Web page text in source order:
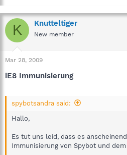
"Immunisieren" anklicken. Hier
Option "Aktiviere permanente
im Internet Explorer" deaktivieren.
K Knutteltiger
New member
Mar 28, 2009
iE8 Immunisierung
spybotsandra said:
Hallo,
Es tut uns leid, dass es
Immunisierung von Spybot und dem